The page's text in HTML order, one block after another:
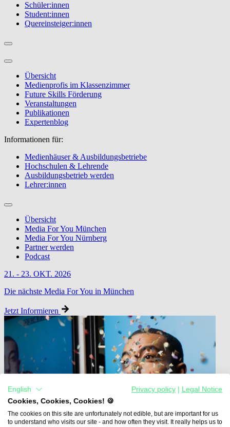
Schüler:innen
Student:innen
Quereinsteiger:innen
Übersicht
Medienprofis im Klassenzimmer
Future Skills Förderung
Veranstaltungen
Publikationen
Expertenblog
Informationen für:
Medienhäuser & Ausbildungsbetriebe
Hochschulen & Lehrende
Ausbildungsbetrieb werden
Lehrer:innen
Übersicht
Media For You München
Media For You Nürnberg
Partner werden
Podcast
21. - 23. OKT. 2026
Die nächste Media For You in München
Jetzt Informieren
English Privacy policy
Legal Notice
Cookies, Cookies, Cookies! 🍪
The cookies on this site are unfortunately not edible, but are important for us
to understand who visits our site - and how often they visit. It really helps us to